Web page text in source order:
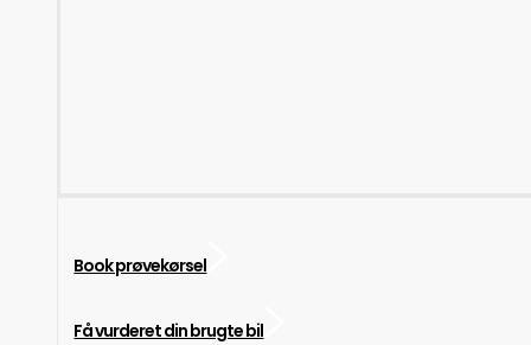
Book prøvekørsel
Få vurderet din brugte bil